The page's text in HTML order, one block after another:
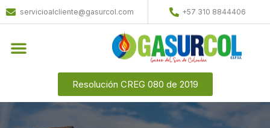
servicioalcliente@gasurcol.com +57 310 8844406
Resolución CREG 080 de 2019